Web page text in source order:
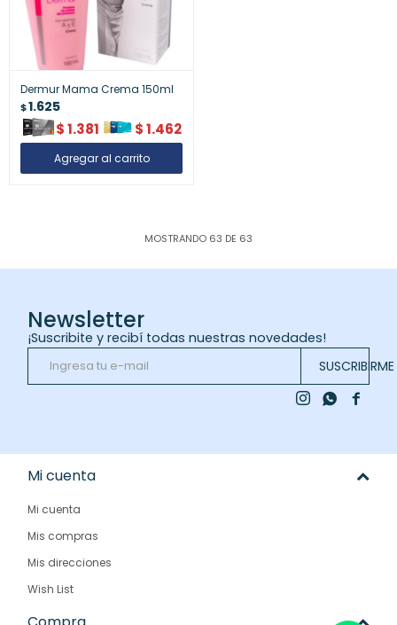
Dermur Mama Crema 150ml
$1.625
$1.381 $1.462
MOSTRANDO 63 DE 63
Newsletter
¡Suscribite y recibí todas nuestras novedades!
SUSCRIBIRME

 
Mi cuenta
Mi cuenta
Mis compras
Mis direcciones
Wish List